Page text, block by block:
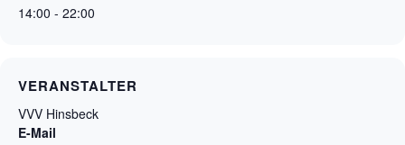
14:00 - 22:00
VERANSTALTER
VVV Hinsbeck
E-Mail